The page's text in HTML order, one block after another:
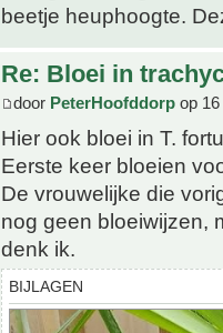
beetje heuphoogte.
Re: Bloei in
door PeterHoofddorp op
Hier ook bloei in T.
Eerste keer bloeien
De vrouwelijke die
nog geen bloeiwijzen,
denk ik.
BIJLAGEN